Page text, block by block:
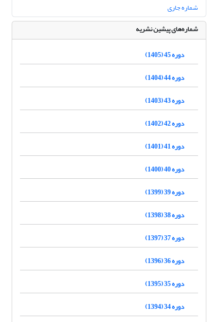
شماره جاری
شماره‌های پیشین نشریه
دوره 45 (1405)
دوره 44 (1404)
دوره 43 (1403)
دوره 42 (1402)
دوره 41 (1401)
دوره 40 (1400)
دوره 39 (1399)
دوره 38 (1398)
دوره 37 (1397)
دوره 36 (1396)
دوره 35 (1395)
دوره 34 (1394)